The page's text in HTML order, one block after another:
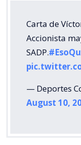
Carta de
Accionista
SADP.
— Deportes
August 10,